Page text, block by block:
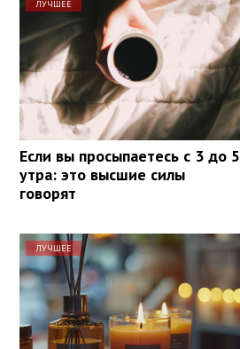
ЛУЧШЕЕ
Если вы просыпаетесь с 3 до 5
утра: это высшие силы
говорят
ЛУЧШЕЕ